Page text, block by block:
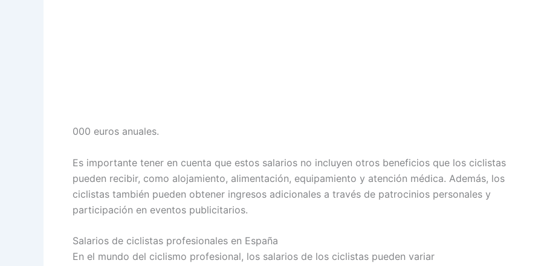
000 euros anuales.
Es importante tener en cuenta que estos salarios no incluyen otros beneficios que los ciclistas
pueden recibir, como alojamiento, alimentación, equipamiento y atención médica. Además, los
ciclistas también pueden obtener ingresos adicionales a través de patrocinios personales y
participación en eventos publicitarios.
Salarios de ciclistas profesionales en España
En el mundo del ciclismo profesional, los salarios de los ciclistas pueden variar